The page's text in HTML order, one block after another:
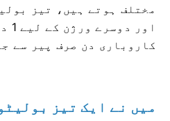
کاروباری دن صرف پیر سے
میں نے ایک تیز